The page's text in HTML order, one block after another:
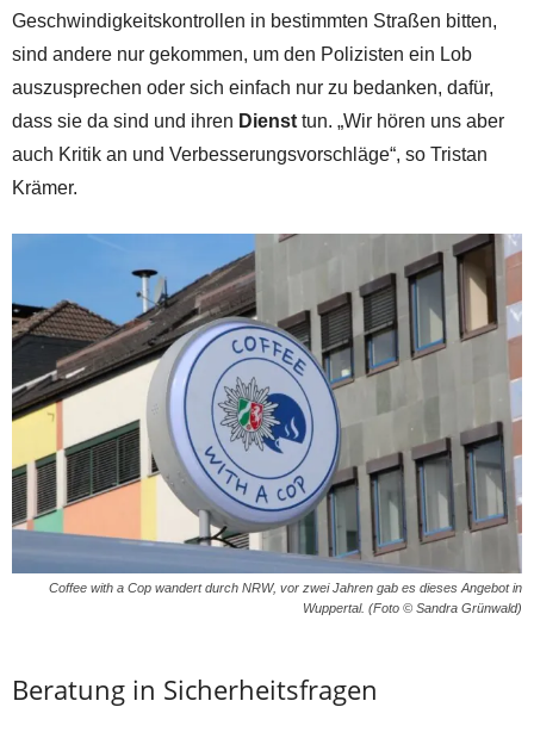
Geschwindigkeitskontrollen in bestimmten Straßen bitten,
sind andere nur gekommen, um den Polizisten ein Lob
auszusprechen oder sich einfach nur zu bedanken, dafür,
dass sie da sind und ihren Dienst tun. „Wir hören uns aber
auch Kritik an und Verbesserungsvorschläge“, so Tristan
Krämer.
Coffee with a Cop wandert durch NRW, vor zwei Jahren gab es dieses Angebot in
Wuppertal. (Foto © Sandra Grünwald)
Beratung in Sicherheitsfragen